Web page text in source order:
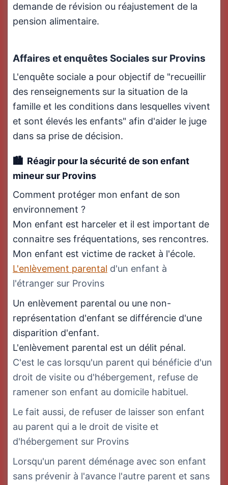
demande de révision ou réajustement de la
pension alimentaire.
Affaires et enquêtes Sociales sur Provins
L'enquête sociale a pour objectif de "recueillir
des renseignements sur la situation de la
famille et les conditions dans lesquelles vivent
et sont élevés les enfants" afin d'aider le juge
dans sa prise de décision.
Réagir pour la sécurité de son enfant
mineur sur Provins
Comment protéger mon enfant de son
environnement ?
Mon enfant est harceler et il est important de
connaitre ses fréquentations, ses rencontres.
Mon enfant est victime de racket à l'école.
L'enlèvement parental d'un enfant à
l'étranger sur Provins
Un enlèvement parental ou une non-
représentation d'enfant se différencie d'une
disparition d'enfant.
L'enlèvement parental est un délit pénal.
C'est le cas lorsqu'un parent qui bénéficie d'un
droit de visite ou d'hébergement, refuse de
ramener son enfant au domicile habituel.
Le fait aussi, de refuser de laisser son enfant
au parent qui a le droit de visite et
d'hébergement sur Provins
Lorsqu'un parent déménage avec son enfant
sans prévenir à l'avance l'autre parent et sans